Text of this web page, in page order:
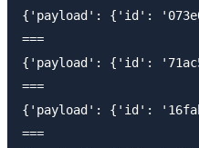
{'payload': {'id':
===
{'payload': {'id':
===
{'payload': {'id':
===